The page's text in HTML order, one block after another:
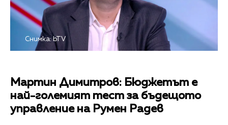
Снимка: bTV
Мартин Димитров: Бюджетът е
най-големият тест за бъдещото
управление на Румен Радев